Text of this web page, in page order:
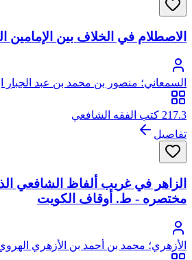
الاصطلام في الخلاف بين الإمامين
السمعاني؛ منصور بن محمد بن عبد الجبار
السمعاني التميمي الحنفي ثم الشافعي، أبو
217.3 كتب الفقه الشافعي
تفاصيل
الزاهر في غريب ألفاظ الشافعي
مختصره - ط. أوقاف الكويت
الأزهري؛ محمد بن أحمد بن الأزهري